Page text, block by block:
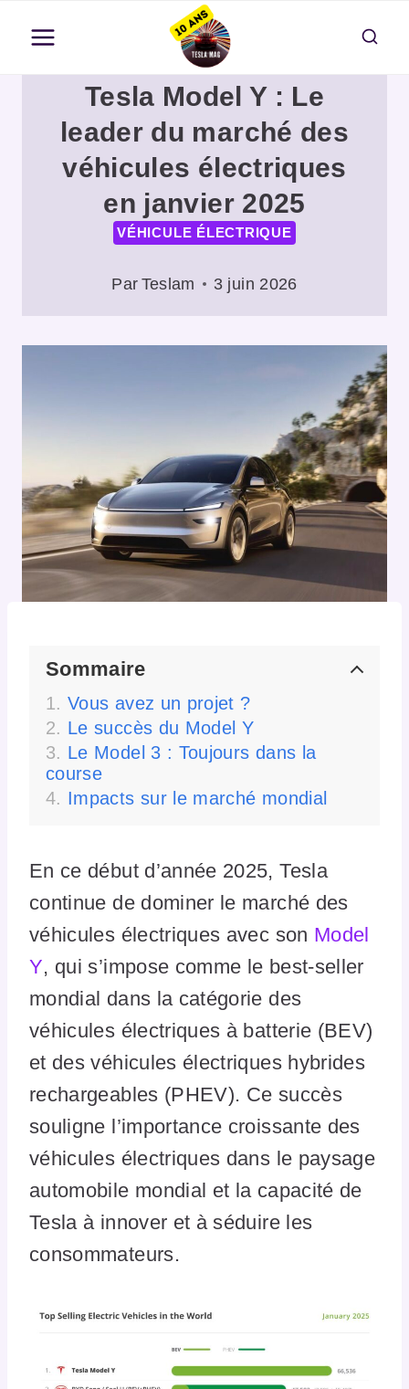
contenu
Tesla Model Y : Le
leader du marché des
véhicules électriques
en janvier 2025
VÉHICULE ÉLECTRIQUE
Par Teslam 3 juin 2026
Sommaire
Vous avez un projet ?
Le succès du Model Y
Le Model 3 : Toujours dans la
course
Impacts sur le marché mondial
En ce début d’année 2025, Tesla
continue de dominer le marché des
véhicules électriques avec son Model
Y, qui s’impose comme le best-seller
mondial dans la catégorie des
véhicules électriques à batterie (BEV)
et des véhicules électriques hybrides
rechargeables (PHEV). Ce succès
souligne l’importance croissante des
véhicules électriques dans le paysage
automobile mondial et la capacité de
Tesla à innover et à séduire les
consommateurs.